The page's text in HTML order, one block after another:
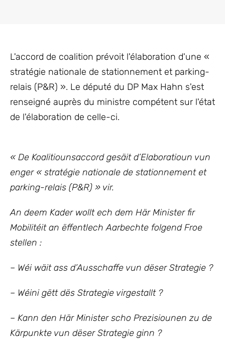
L'accord de coalition prévoit l'élaboration d'une «
stratégie nationale de stationnement et parking-
relais (P&R) ». Le député du DP Max Hahn s'est
renseigné auprès du ministre compétent sur l'état
de l'élaboration de celle-ci.
« De Koalitiounsaccord gesäit d’Elaboratioun vun
enger « stratégie nationale de stationnement et
parking-relais (P&R) » vir.
An deem Kader wollt ech dem Här Minister fir
Mobilitéit an ëffentlech Aarbechte folgend Froe
stellen :
– Wéi wäit ass d’Ausschaffe vun dëser Strategie ?
– Wéini gëtt dës Strategie virgestallt ?
– Kann den Här Minister scho Prezisiounen zu de
Kärpunkte vun dëser Strategie ginn ?